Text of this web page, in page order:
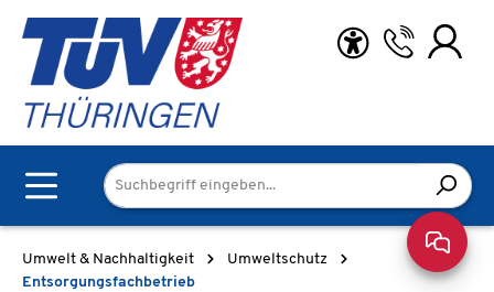
Zum Hauptinhalt springen
Umwelt & Nachhaltigkeit
Umweltschutz
Entsorgungsfachbetrieb